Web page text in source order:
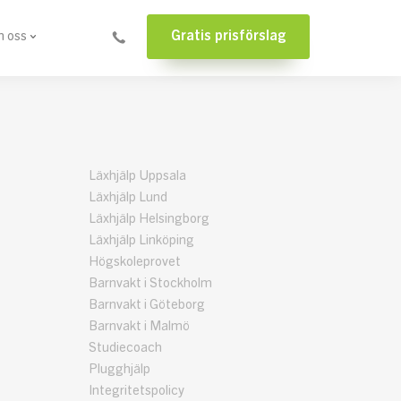
oss Gratis prisförslag
Läxhjälp Uppsala
Läxhjälp Lund
Läxhjälp Helsingborg
Läxhjälp Linköping
Högskoleprovet
Barnvakt i Stockholm
Barnvakt i Göteborg
Barnvakt i Malmö
Studiecoach
Plugghjälp
Integritetspolicy